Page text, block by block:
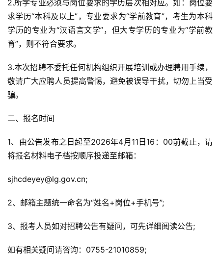
2.所学专业必须与岗位要求的学历层次相对应。如：岗位要
求学历“本科及以上”，专业要求为“学前教育”，考生为本科
学历的专业为“汉语言文学”，但大专学历的专业为“学前教
育”，则不符合要求。
3.本次招聘不委托任何机构组织开展培训或办理聘用手续，
敬请广大应聘人员提高警惕，避免被误导干扰，切勿上当受
骗。
二、报名时间
1、由公告发布之日起至2026年4月11日16：00前截止，请
将报名材料电子档按顺序投递至邮箱：
sjhcdeyey@lg.gov.cn;
2、邮箱主题统一命名为“姓名+岗位+手机号”;
3、报考人员如对招聘公告有疑问，可先详细阅读公告;
如有相关疑问请咨询：0755-21010859;